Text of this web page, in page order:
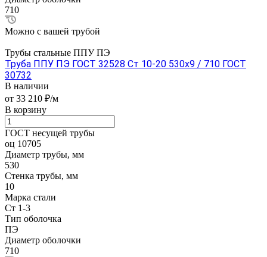
710
Можно с вашей трубой
Трубы стальные ППУ ПЭ
Труба ППУ ПЭ ГОСТ 32528 Ст 10-20 530x9 / 710 ГОСТ
30732
В наличии
от 33 210 ₽/м
В корзину
ГОСТ несущей трубы
оц 10705
Диаметр трубы, мм
530
Стенка трубы, мм
10
Марка стали
Ст 1-3
Тип оболочка
ПЭ
Диаметр оболочки
710